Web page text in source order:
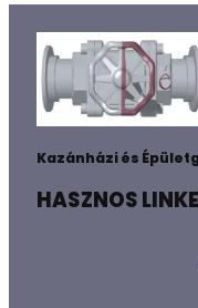
Kazánházi és
HASZNOS